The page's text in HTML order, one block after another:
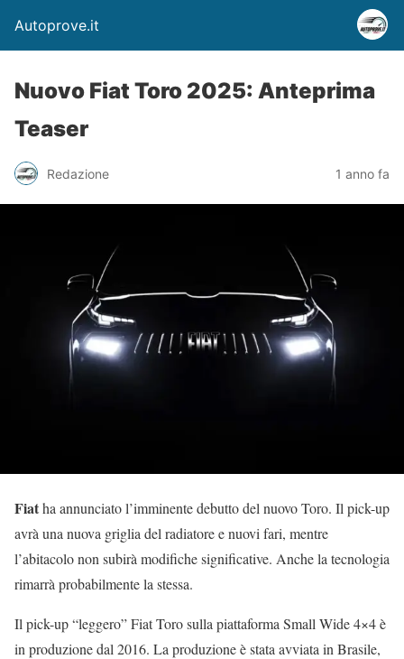
Autoprove.it
Nuovo Fiat Toro 2025: Anteprima
Teaser
Redazione 1 anno fa
Fiatha annunciato l’imminente debutto del nuovo Toro. Il pick-up
avrà una nuova griglia del radiatore e nuovi fari, mentre
l’abitacolo non subirà modifiche significative. Anche la tecnologia
rimarrà probabilmente la stessa.
Il pick-up “leggero” Fiat Toro sulla piattaforma Small Wide 4×4 è
in produzione dal 2016. La produzione è stata avviata in Brasile,